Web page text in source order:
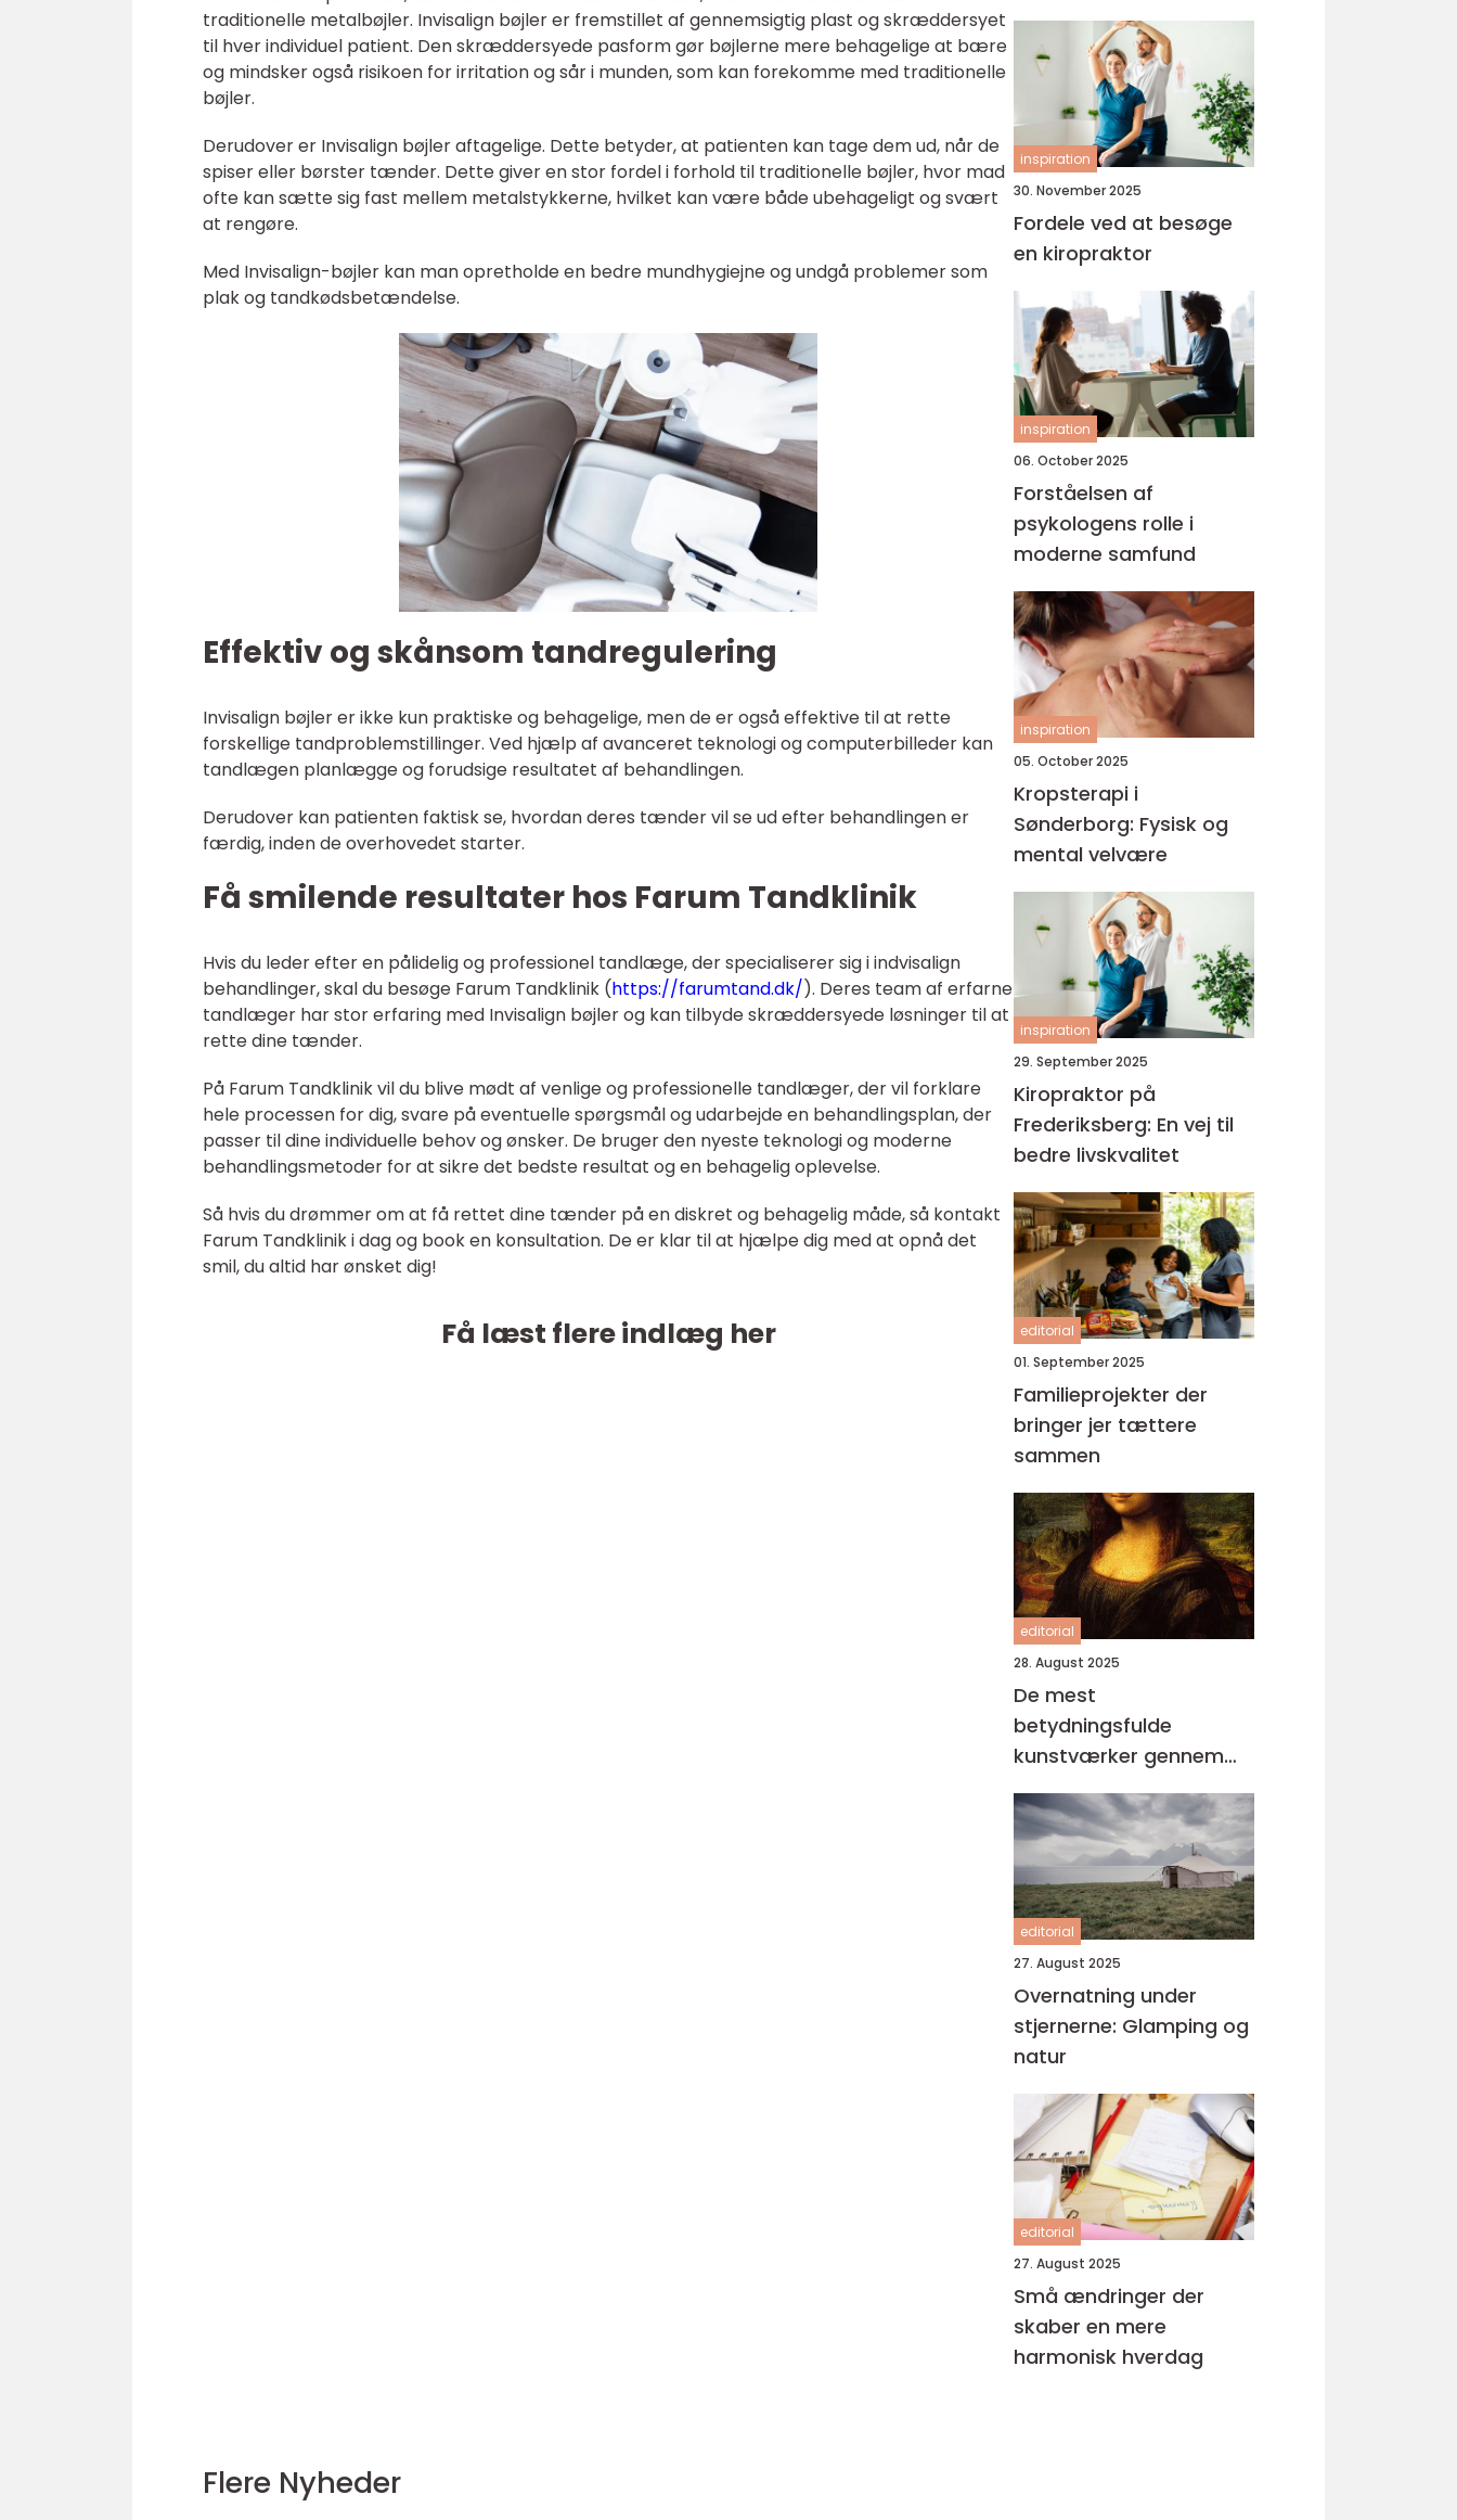
traditionelle metalbøjler. Invisalign bøjler er fremstillet af gennemsigtig plast og skræddersyet
til hver individuel patient. Den skræddersyede pasform gør bøjlerne mere behagelige at bære
og mindsker også risikoen for irritation og sår i munden, som kan forekomme med traditionelle
bøjler.
Derudover er Invisalign bøjler aftagelige. Dette betyder, at patienten kan tage dem ud, når de
spiser eller børster tænder. Dette giver en stor fordel i forhold til traditionelle bøjler, hvor mad
ofte kan sætte sig fast mellem metalstykkerne, hvilket kan være både ubehageligt og svært
at rengøre.
Med Invisalign-bøjler kan man opretholde en bedre mundhygiejne og undgå problemer som
plak og tandkødsbetændelse.
Effektiv og skånsom tandregulering
Invisalign bøjler er ikke kun praktiske og behagelige, men de er også effektive til at rette
forskellige tandproblemstillinger. Ved hjælp af avanceret teknologi og computerbilleder kan
tandlægen planlægge og forudsige resultatet af behandlingen.
Derudover kan patienten faktisk se, hvordan deres tænder vil se ud efter behandlingen er
færdig, inden de overhovedet starter.
Få smilende resultater hos Farum Tandklinik
Hvis du leder efter en pålidelig og professionel tandlæge, der specialiserer sig i indvisalign
behandlinger, skal du besøge Farum Tandklinik (https://farumtand.dk/). Deres team af erfarne
tandlæger har stor erfaring med Invisalign bøjler og kan tilbyde skræddersyede løsninger til at
rette dine tænder.
På Farum Tandklinik vil du blive mødt af venlige og professionelle tandlæger, der vil forklare
hele processen for dig, svare på eventuelle spørgsmål og udarbejde en behandlingsplan, der
passer til dine individuelle behov og ønsker. De bruger den nyeste teknologi og moderne
behandlingsmetoder for at sikre det bedste resultat og en behagelig oplevelse.
Så hvis du drømmer om at få rettet dine tænder på en diskret og behagelig måde, så kontakt
Farum Tandklinik i dag og book en konsultation. De er klar til at hjælpe dig med at opnå det
smil, du altid har ønsket dig!
Få læst flere indlæg her
inspiration
30. November 2025
Fordele ved at besøge
en kiropraktor
inspiration
06. October 2025
Forståelsen af
psykologens rolle i
moderne samfund
inspiration
05. October 2025
Kropsterapi i
Sønderborg: Fysisk og
mental velvære
inspiration
29. September 2025
Kiropraktor på
Frederiksberg: En vej til
bedre livskvalitet
editorial
01. September 2025
Familieprojekter der
bringer jer tættere
sammen
editorial
28. August 2025
De mest
betydningsfulde
kunstværker gennem
tiderne
editorial
27. August 2025
Overnatning under
stjernerne: Glamping og
natur
editorial
27. August 2025
Små ændringer der
skaber en mere
harmonisk hverdag
Flere Nyheder